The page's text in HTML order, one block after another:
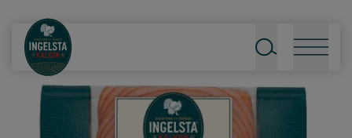
Till startsidan
Sök
Meny